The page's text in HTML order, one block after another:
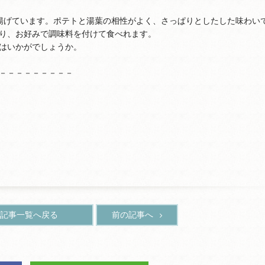
ています。ポテトと湯葉の相性がよく、さっぱりとしたした味わい
お好みで調味料を付けて食べれます。
いかがでしょうか。
－－－－－－－－
記事一覧へ戻る 前の記事へ